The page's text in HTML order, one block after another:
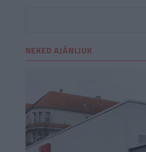
NEKED AJÁNLJUK